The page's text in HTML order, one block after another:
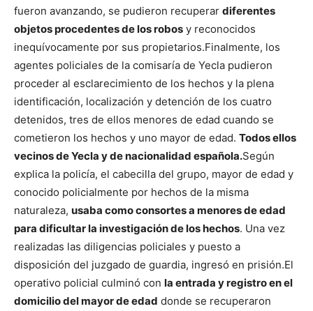
fueron avanzando, se pudieron recuperar diferentes
objetos procedentes de los robos y reconocidos
inequívocamente por sus propietarios.Finalmente, los
agentes policiales de la comisaría de Yecla pudieron
proceder al esclarecimiento de los hechos y la plena
identificación, localización y detención de los cuatro
detenidos, tres de ellos menores de edad cuando se
cometieron los hechos y uno mayor de edad. Todos ellos
vecinos de Yecla y de nacionalidad española.Según
explica la policía, el cabecilla del grupo, mayor de edad y
conocido policialmente por hechos de la misma
naturaleza, usaba como consortes a menores de edad
para dificultar la investigación de los hechos. Una vez
realizadas las diligencias policiales y puesto a
disposición del juzgado de guardia, ingresó en prisión.El
operativo policial culminó con la entrada y registro en el
domicilio del mayor de edad donde se recuperaron